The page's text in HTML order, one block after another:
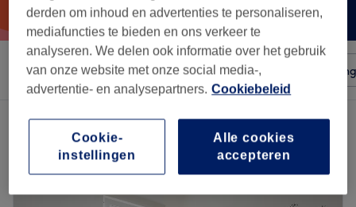
Sorteer op Voorzieningen Salons
Een salon met:
hydraterende gezichtsbehandeling in Kortenberg, Vlaams-Brabant
derden om inhoud en advertenties te personaliseren,
mediafuncties te bieden en ons verkeer te
analyseren. We delen ook informatie over het gebruik
van onze website met onze social media-,
advertentie- en analysepartners. Cookiebeleid
Alle cookies
accepteren
Cookie-
instellingen